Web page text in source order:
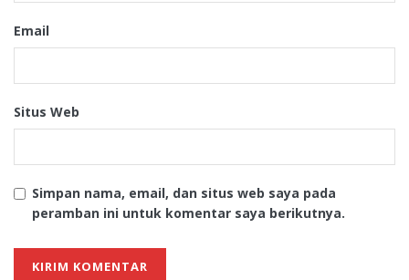
Email
Situs Web
Simpan nama, email, dan situs web saya pada
peramban ini untuk komentar saya berikutnya.